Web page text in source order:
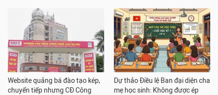
Website quảng bá đào tạo kép,
chuyển tiếp nhưng CĐ Công
Dự thảo Điều lệ Ban đại diện cha
mẹ học sinh: Không được ép